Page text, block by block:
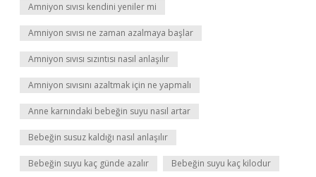
Amniyon sıvısı kendini yeniler mi
Amniyon sıvısı ne zaman azalmaya başlar
Amniyon sıvısı sızıntısı nasıl anlaşılır
Amniyon sıvısını azaltmak için ne yapmalı
Anne karnındaki bebeğin suyu nasıl artar
Bebeğin susuz kaldığı nasıl anlaşılır
Bebeğin suyu kaç günde azalır Bebeğin suyu kaç kilodur